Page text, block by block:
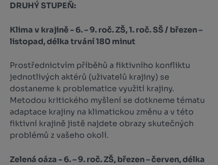
DRUHÝ STUPEŇ:
Klima v krajině - 6. – 9. roč. ZŠ, 1. roč. SŠ / březen –
listopad, délka trvání 180 minut
Prostřednictvím příběhů a fiktivního konfliktu
jednotlivých aktérů (uživatelů krajiny) se
dostaneme k problematice využití krajiny.
Metodou kritického myšlení se dotkneme tématu
adaptace krajiny na klimatickou změnu a v této
fiktivní krajině jistě najdete obrazy skutečných
problémů z vašeho okolí.
Zelená oáza - 6. – 9. roč. ZŠ, březen – červen, délka